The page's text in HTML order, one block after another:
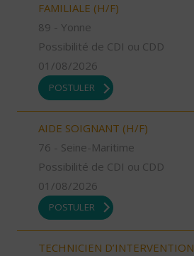
FAMILIALE (H/F)
89 - Yonne
Possibilité de CDI ou CDD
01/08/2026
POSTULER
AIDE SOIGNANT (H/F)
76 - Seine-Maritime
Possibilité de CDI ou CDD
01/08/2026
POSTULER
TECHNICIEN